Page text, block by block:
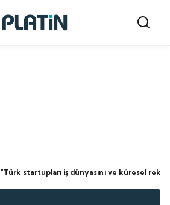
"Türk startupları iş dünyasını ve küresel